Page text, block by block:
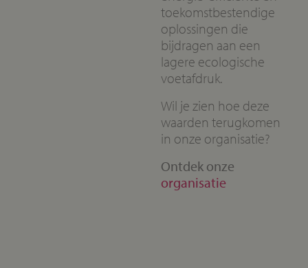
toekomstbestendige
oplossingen die
bijdragen aan een
lagere ecologische
voetafdruk.
Wil je zien hoe deze
waarden terugkomen
in onze organisatie?
Ontdek onze
organisatie